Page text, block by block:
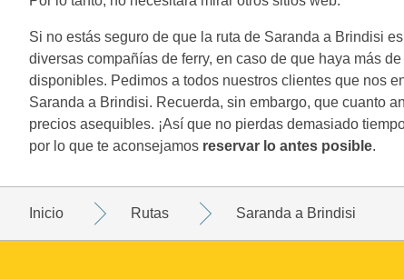
Si no estás seguro de que la ruta de Saranda a Brindisi
diversas compañías de ferry, en caso de que haya más
disponibles. Pedimos a todos nuestros clientes que nos
Saranda a Brindisi. Recuerda, sin embargo, que cuanto
precios asequibles. ¡Así que no pierdas demasiado
por lo que te aconsejamos reservar lo antes posible.
Inicio Rutas Saranda a Brindisi